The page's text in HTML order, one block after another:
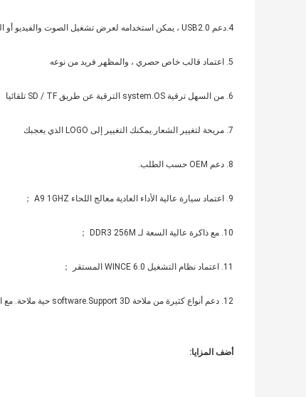
4.دعم USB2.0 ، يمكن استخدامه لعرض تشغيل الصوت والفيديو أو الماوس ；
5. اعتماد قالب خاص حصري ، والمظهر فريد من نوعه
6. من السهل ترقية system.OS الترقية عن طريق SD / TF تلقائيا ；
7. مريحة لتغيير الشعار.يمكنك التغيير إلى LOGO الذي يعجبك
8. دعم OEM حسب الطلب.
9. اعتماد سيارة عالية الأداء العادية معالج اللحاء A9 1GHZ ；
10. مع ذاكرة عالية السعة لـ DDR3 256M ；
11. اعتماد نظام التشغيل WINCE 6.0 المستقر ；
12. دعم أنواع كثيرة من ملاحة software.Support 3D حية ملاحة. مع الملاحة الصوتية أرسل وظيفة. الدعم يدير خرائط متعددة ، أعلى دعم 32G ؛
أضف المزايا: